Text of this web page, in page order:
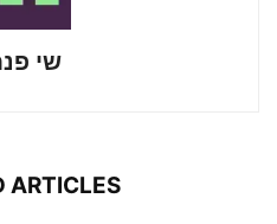
שי
ARTICLES